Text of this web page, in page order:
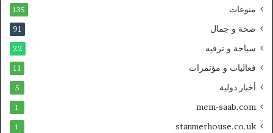
منوعات 135
صحة و جمال 91
سياحة و ترفيه 22
فعاليات و مؤتمرات 11
أخبار دولية 5
mem-saab.com
1
stanmerhouse.co.uk
1